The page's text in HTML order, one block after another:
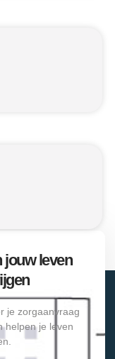
jouw leven
je zorgaanvraag
helpen je leven